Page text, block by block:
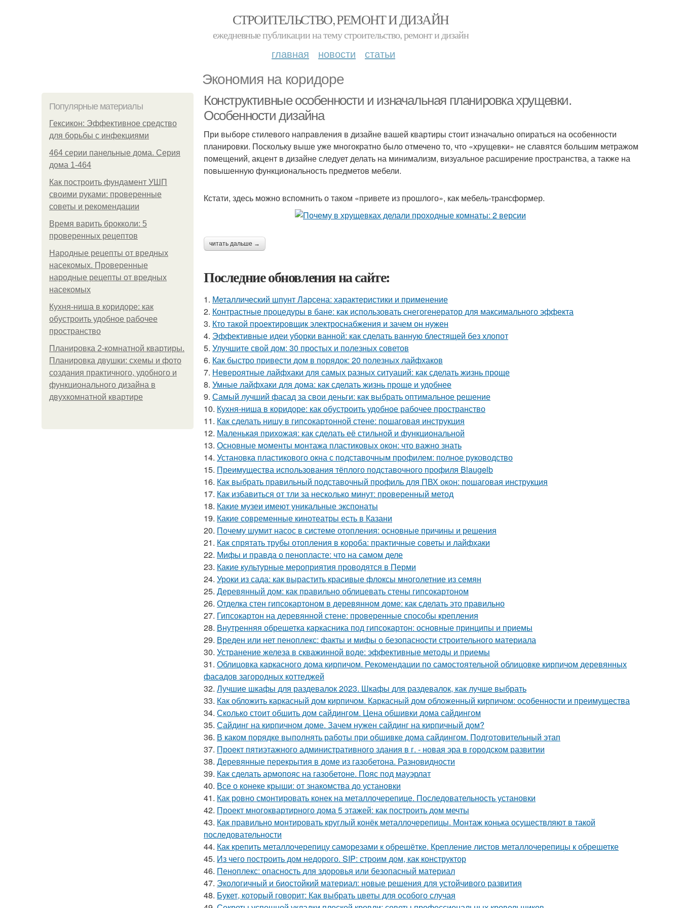
СТРОИТЕЛЬСТВО, РЕМОНТ И ДИЗАЙН
ежедневные публикации на тему строительство, ремонт и дизайн
главная новости статьи
Экономия на коридоре
Популярные материалы
Гексикон: Эффективное средство
для борьбы с инфекциями
464 серии панельные дома. Серия
дома 1-464
Как построить фундамент УШП
своими руками: проверенные
советы и рекомендации
Время варить брокколи: 5
проверенных рецептов
Народные рецепты от вредных
насекомых. Проверенные
народные рецепты от вредных
насекомых
Кухня-ниша в коридоре: как
обустроить удобное рабочее
пространство
Планировка 2-комнатной квартиры.
Планировка двушки: схемы и фото
создания практичного, удобного и
функционального дизайна в
двухкомнатной квартире
Конструктивные особенности и изначальная планировка хрущевки.
Особенности дизайна
При выборе стилевого направления в дизайне вашей квартиры стоит изначально опираться на особенности
планировки. Поскольку выше уже многократно было отмечено то, что «хрущевки» не славятся большим метражом
помещений, акцент в дизайне следует делать на минимализм, визуальное расширение пространства, а также на
повышенную функциональность предметов мебели.
Кстати, здесь можно вспомнить о таком «привете из прошлого», как мебель-трансформер.
читать дальше →
Последние обновления на сайте:
1. Металлический шпунт Ларсена: характеристики и применение
2. Контрастные процедуры в бане: как использовать снегогенератор для максимального эффекта
3. Кто такой проектировщик электроснабжения и зачем он нужен
4. Эффективные идеи уборки ванной: как сделать ванную блестящей без хлопот
5. Улучшите свой дом: 30 простых и полезных советов
6. Как быстро привести дом в порядок: 20 полезных лайфхаков
7. Невероятные лайфхаки для самых разных ситуаций: как сделать жизнь проще
8. Умные лайфхаки для дома: как сделать жизнь проще и удобнее
9. Самый лучший фасад за свои деньги: как выбрать оптимальное решение
10. Кухня-ниша в коридоре: как обустроить удобное рабочее пространство
11. Как сделать нишу в гипсокартонной стене: пошаговая инструкция
12. Маленькая прихожая: как сделать её стильной и функциональной
13. Основные моменты монтажа пластиковых окон: что важно знать
14. Установка пластикового окна с подставочным профилем: полное руководство
15. Преимущества использования тёплого подставочного профиля Blaugelb
16. Как выбрать правильный подставочный профиль для ПВХ окон: пошаговая инструкция
17. Как избавиться от тли за несколько минут: проверенный метод
18. Какие музеи имеют уникальные экспонаты
19. Какие современные кинотеатры есть в Казани
20. Почему шумит насос в системе отопления: основные причины и решения
21. Как спрятать трубы отопления в короба: практичные советы и лайфхаки
22. Мифы и правда о пенопласте: что на самом деле
23. Какие культурные мероприятия проводятся в Перми
24. Уроки из сада: как вырастить красивые флоксы многолетние из семян
25. Деревянный дом: как правильно облицевать стены гипсокартоном
26. Отделка стен гипсокартоном в деревянном доме: как сделать это правильно
27. Гипсокартон на деревянной стене: проверенные способы крепления
28. Внутренняя обрешетка каркасника под гипсокартон: основные принципы и приемы
29. Вреден или нет пеноплекс: факты и мифы о безопасности строительного материала
30. Устранение железа в скважинной воде: эффективные методы и приемы
31. Облицовка каркасного дома кирпичом. Рекомендации по самостоятельной облицовке кирпичом деревянных
фасадов загородных коттеджей
32. Лучшие шкафы для раздевалок 2023. Шкафы для раздевалок, как лучше выбрать
33. Как обложить каркасный дом кирпичом. Каркасный дом обложенный кирпичом: особенности и преимущества
34. Сколько стоит обшить дом сайдингом. Цена обшивки дома сайдингом
35. Сайдинг на кирпичном доме. Зачем нужен сайдинг на кирпичный дом?
36. В каком порядке выполнять работы при обшивке дома сайдингом. Подготовительный этап
37. Проект пятиэтажного административного здания в г. - новая эра в городском развитии
38. Деревянные перекрытия в доме из газобетона. Разновидности
39. Как сделать армопояс на газобетоне. Пояс под мауэрлат
40. Все о конеке крыши: от знакомства до установки
41. Как ровно смонтировать конек на металлочерепице. Последовательность установки
42. Проект многоквартирного дома 5 этажей: как построить дом мечты
43. Как правильно монтировать круглый конёк металлочерепицы. Монтаж конька осуществляют в такой
последовательности
44. Как крепить металлочерепицу саморезами к обрешётке. Крепление листов металлочерепицы к обрешетке
45. Из чего построить дом недорого. SIP: строим дом, как конструктор
46. Пеноплекс: опасность для здоровья или безопасный материал
47. Экологичный и биостойкий материал: новые решения для устойчивого развития
48. Букет, который говорит: Как выбрать цветы для особого случая